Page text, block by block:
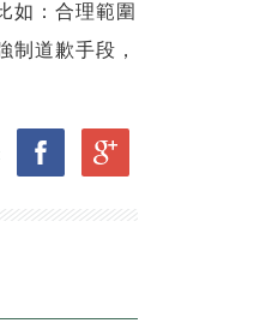
如：合理範圍
道歉手段，